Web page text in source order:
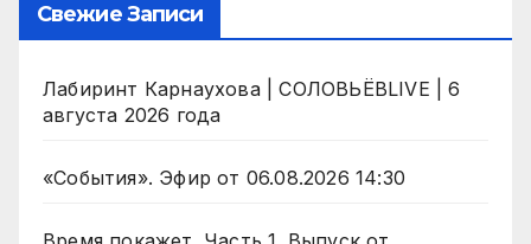
Свежие Записи
Лабиринт Карнаухова | СОЛОВЬЁВLIVE | 6
августа 2026 года
«События». Эфир от 06.08.2026 14:30